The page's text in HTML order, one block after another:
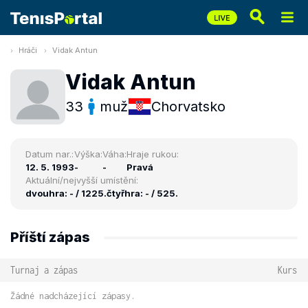
Hráči Vidak Antun
Vidak Antun
33 muž Chorvatsko
Datum nar.:
12. 5. 1993
Výška:
-
Váha:
-
Hraje rukou:
Pravá
Aktuální/nejvyšší umístění:
dvouhra: - / 1225.čtyřhra: - / 525.
Příští zápas
Turnaj a zápas Kurs
Žádné nadcházející zápasy.